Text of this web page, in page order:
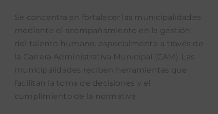
Se concentra en fortalecer las municipalidades
mediante el acompañamiento en la gestión
del talento humano, especialmente a través de
la Carrera Administrativa Municipal (CAM). Las
municipalidades reciben herramientas que
facilitan la toma de decisiones y el
cumplimiento de la normativa.